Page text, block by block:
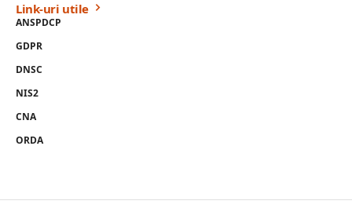
Link-uri utile
ANSPDCP
GDPR
DNSC
NIS2
CNA
ORDA